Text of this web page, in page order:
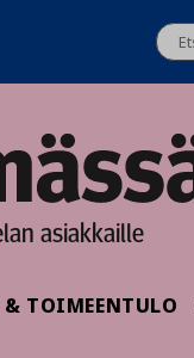
asiakkaille
& TOIMEENTULO